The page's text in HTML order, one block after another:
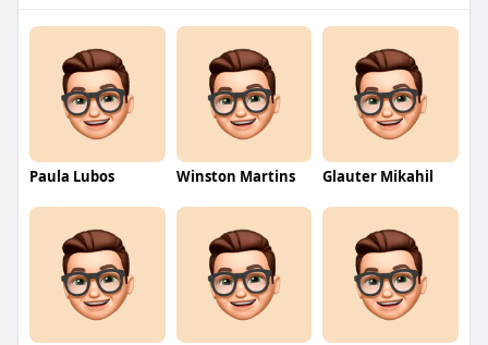
Paula Lubos Winston Martins Glauter Mikahil